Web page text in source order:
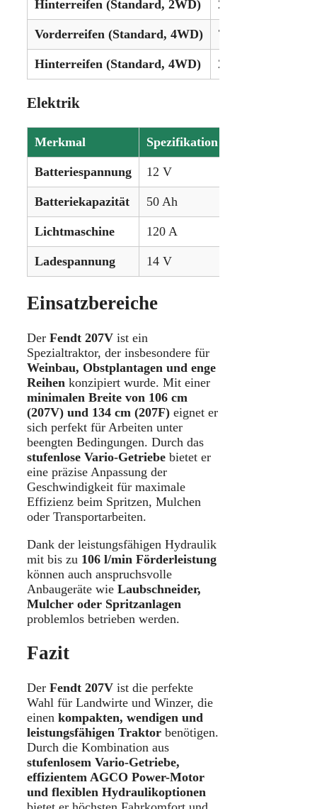
Hinterreifen (Standard, 2WD) 280/85R24
Vorderreifen (Standard, 4WD) 7.5L15
Hinterreifen (Standard, 4WD) 280/85R24
Elektrik
Merkmal Spezifikation
Batteriespannung 12 V
Batteriekapazität 50 Ah
Lichtmaschine 120 A
Ladespannung 14 V
Einsatzbereiche
Der Fendt 207V ist ein
Spezialtraktor, der insbesondere für
Weinbau, Obstplantagen und enge
Reihen konzipiert wurde. Mit einer
minimalen Breite von 106 cm
(207V) und 134 cm (207F) eignet er
sich perfekt für Arbeiten unter
beengten Bedingungen. Durch das
stufenlose Vario-Getriebe bietet er
eine präzise Anpassung der
Geschwindigkeit für maximale
Effizienz beim Spritzen, Mulchen
oder Transportarbeiten.
Dank der leistungsfähigen Hydraulik
mit bis zu 106 l/min Förderleistung
können auch anspruchsvolle
Anbaugeräte wie Laubschneider,
Mulcher oder Spritzanlagen
problemlos betrieben werden.
Fazit
Der Fendt 207V ist die perfekte
Wahl für Landwirte und Winzer, die
einen kompakten, wendigen und
leistungsfähigen Traktor benötigen.
Durch die Kombination aus
stufenlosem Vario-Getriebe,
effizientem AGCO Power-Motor
und flexiblen Hydraulikoptionen